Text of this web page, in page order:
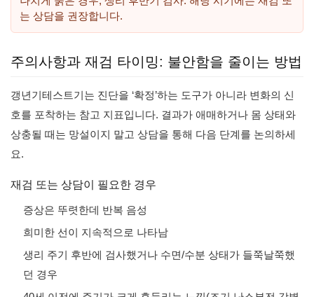
는 상담을 권장합니다.
주의사항과 재검 타이밍: 불안함을 줄이는 방법
갱년기테스트기는 진단을 ‘확정’하는 도구가 아니라 변화의 신
호를 포착하는 참고 지표입니다. 결과가 애매하거나 몸 상태와
상충될 때는 망설이지 말고 상담을 통해 다음 단계를 논의하세
요.
재검 또는 상담이 필요한 경우
증상은 뚜렷한데 반복 음성
희미한 선이 지속적으로 나타남
생리 주기 후반에 검사했거나 수면/수분 상태가 들쭉날쭉했
던 경우